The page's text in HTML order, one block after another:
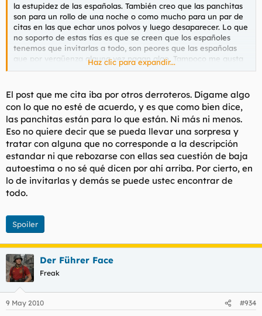
la estupidez de las españolas. También creo que las panchitas
son para un rollo de una noche o como mucho para un par de
citas en las que echar unos polvos y luego desaparecer. Lo que
no soporto de estas tías es que se creen que los españoles
tenemos que invitarlas a todo, son peores que las españolas
que por vergüenza alguna vez pagan algo. Tampoco me gusta
su escaso nivel cultural, llega a dar pena y eso que estamos
superan largamente.
Haz clic para expandir...
El post que me cita iba por otros derroteros. Dígame algo
con lo que no esté de acuerdo, y es que como bien dice,
las panchitas están para lo que están. Ni más ni menos.
Eso no quiere decir que se pueda llevar una sorpresa y
tratar con alguna que no corresponde a la descripción
estandar ni que rebozarse con ellas sea cuestión de baja
autoestima o no sé qué dicen por ahí arriba. Por cierto, en
lo de invitarlas y demás se puede ustec encontrar de
todo.
Spoiler
Der Führer Face
Freak
9 May 2010 #934